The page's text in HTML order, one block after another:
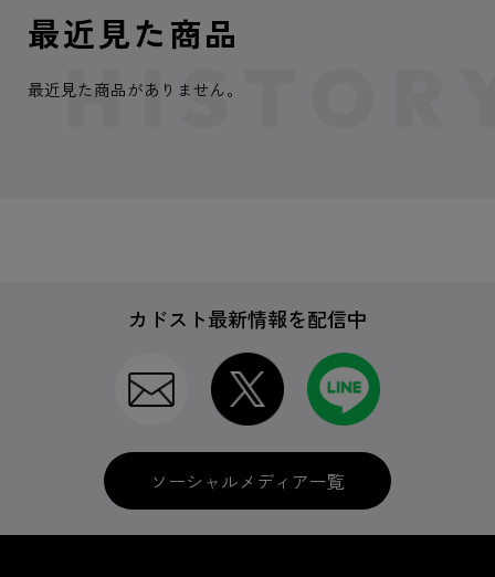
最近見た商品
最近見た商品がありません。
カドスト最新情報を配信中
ソーシャルメディア一覧